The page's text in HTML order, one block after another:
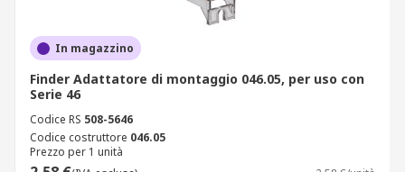
in ambienti di vendita al dettaglio
negli uffici aziendali
negli aeroporti
nelle sale riunioni
nei teatri
In magazzino
Finder Adattatore di montaggio 046.05, per uso con
Serie 46
Codice RS 508-5646
Codice costruttore 046.05
Prezzo per 1 unità